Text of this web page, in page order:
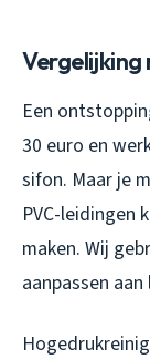
Een
30 euro en
sifon. Maar je
PVC-leidingen
maken. Wij
aanpassen